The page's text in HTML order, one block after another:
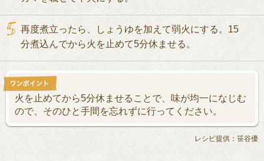
再度煮立ったら、しょうゆを加えて弱火にする。15
分煮込んでから火を止めて5分休ませる。
火を止めてから5分休ませることで、味が均一になじむ
ので、そのひと手間を忘れずに行ってください。
レシピ提供：笹谷優